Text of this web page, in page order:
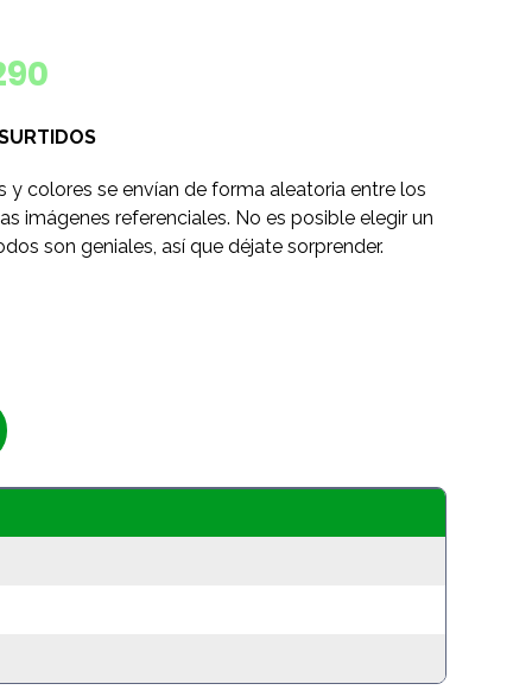
y colores se envían de forma aleatoria entre los
imágenes referenciales. No es posible elegir un
son geniales, así que déjate sorprender.